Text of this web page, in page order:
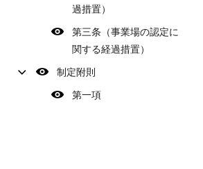
過措置）
第三条（事業場の認定に
関する経過措置）
制定附則
第一項